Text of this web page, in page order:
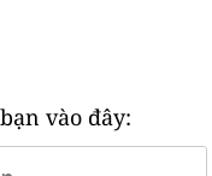
vào đây: